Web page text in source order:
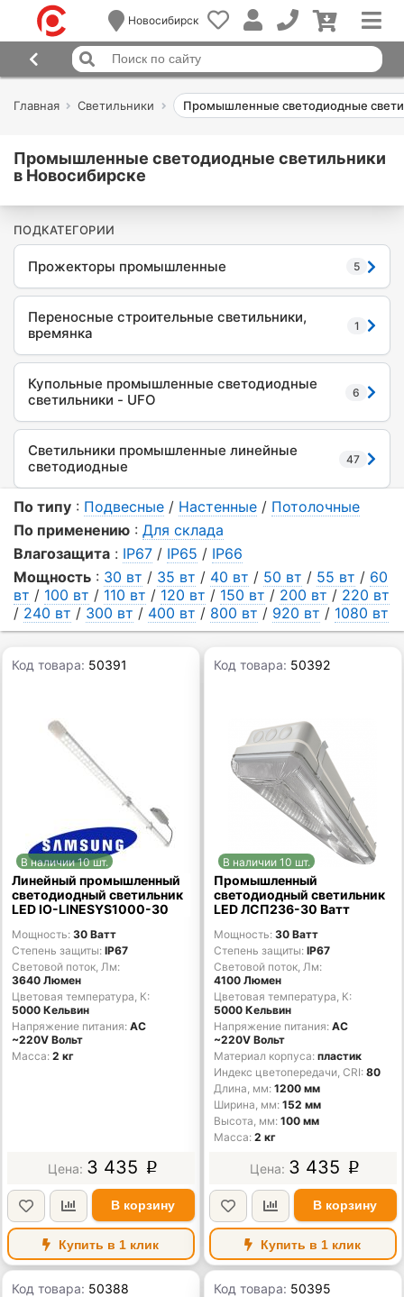
Новосибирск
Главная Светильники Промышленные светодиодные
Промышленные светодиодные светильники
в Новосибирске
ПОДКАТЕГОРИИ
Прожекторы промышленные 5
Переносные строительные светильники,
времянка
1
Купольные промышленные светодиодные
светильники - UFO
6
Светильники промышленные линейные
светодиодные
47
По типу : Подвесные / Настенные / Потолочные
По применению : Для склада
Влагозащита : IP67 / IP65 / IP66
Мощность : 30 вт / 35 вт / 40 вт / 50 вт / 55 вт / 60
вт / 100 вт / 110 вт / 120 вт / 150 вт / 200 вт / 220 вт
/ 240 вт / 300 вт / 400 вт / 800 вт / 920 вт / 1080 вт
Код товара: 50391
В наличии 10 шт.
Линейный промышленный
светодиодный светильник
LED IO-LINESYS1000-30
Мощность 30 Ватт
Степень защиты IP67
Световой поток, Лм
3640 Люмен
Цветовая температура, К
5000 Кельвин
Напряжение питания AC
~220V Вольт
Масса 2 кг
3 435 p
В корзину
Купить в 1 клик
Код товара: 50392
В наличии 10 шт.
Промышленный
светодиодный светильник
LED ЛСП236-30 Ватт
Мощность 30 Ватт
Степень защиты IP67
Световой поток, Лм
4100 Люмен
Цветовая температура, К
5000 Кельвин
Напряжение питания AC
~220V Вольт
Материал корпуса пластик
Индекс цветопередачи, CRI 80
Длина, мм 1200 мм
Ширина, мм 152 мм
Высота, мм 100 мм
Масса 2 кг
3 435 p
В корзину
Купить в 1 клик
Код товара: 50388 Код товара: 50395